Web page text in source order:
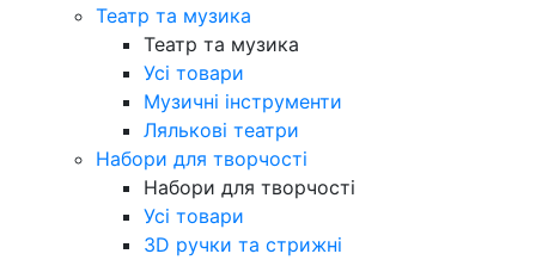
Театр та музика
Театр та музика
Усі товари
Музичні інструменти
Лялькові театри
Набори для творчості
Набори для творчості
Усі товари
3D ручки та стрижні